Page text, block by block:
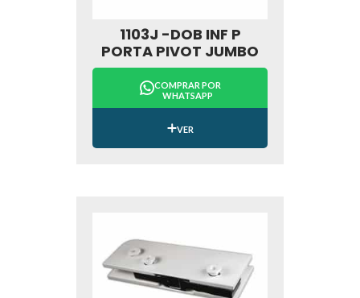
1103J -DOB INF P
PORTA PIVOT JUMBO
COMPRAR POR
WHATSAPP
VER